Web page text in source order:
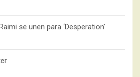
se unen para ‘Desperation’